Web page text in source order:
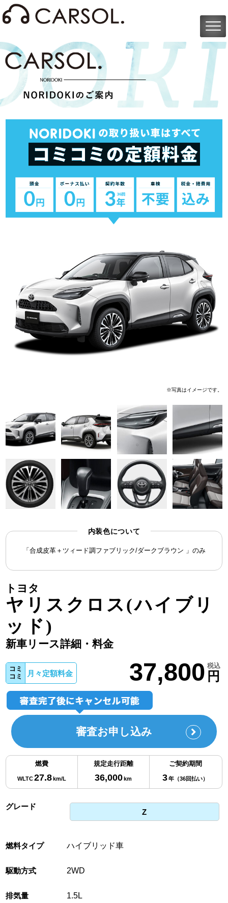
※写真はイメージです。
内装色について
「合成皮革＋ツィード調ファブリック/ダークブラウン 」のみ
トヨタ
ヤリスクロス(ハイブリ
ッド)
新車リース詳細・料金
コミ
コミ
月々定額料金 37,800 税込
円
審査お申し込み
燃費
WLTC27.8km/L
規定走行距離
36,000km
ご契約期間
3年（36回払い）
グレード
Z
燃料タイプ ハイブリッド車
駆動方式 2WD
排気量 1.5L